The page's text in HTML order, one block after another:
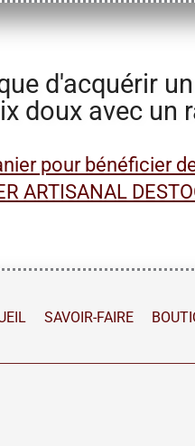
d'acquérir
doux avec un
pour bénéficier
ARTISANAL
SAVOIR-FAIRE